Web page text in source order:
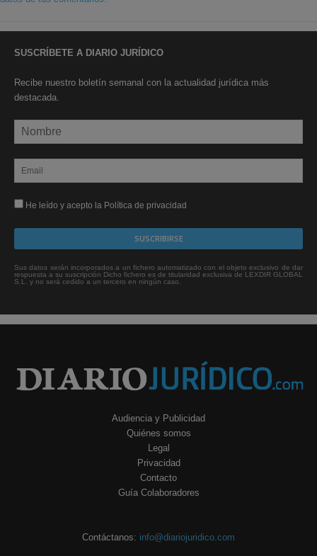
SUSCRÍBETE A DIARIO JURÍDICO
Recibe nuestro boletín semanal con la actualidad jurídica más
destacada.
He leído y acepto la Política de privacidad
Sus datos serán incorporados a un fichero automatizado con el objeto exclusivo de dar
respuesta a su suscripción Dicho fichero es de titularidad exclusiva de LEXDIR GLOBAL
S.L. y no será cedido a un tercero en ningún caso.
Audiencia y Publicidad
Quiénes somos
Legal
Privacidad
Contacto
Guía Colaboradores
Contáctanos: info@diariojuridico.com